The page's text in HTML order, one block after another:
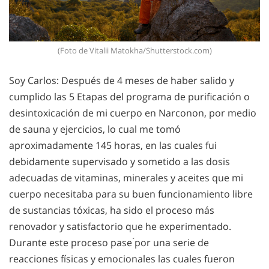
(Foto de Vitalii Matokha/Shutterstock.com)
Soy Carlos: Después de 4 meses de haber salido y
cumplido las 5 Etapas del programa de purificación o
desintoxicación de mi cuerpo en Narconon, por medio
de sauna y ejercicios, lo cual me tomó
aproximadamente 145 horas, en las cuales fui
debidamente supervisado y sometido a las dosis
adecuadas de vitaminas, minerales y aceites que mi
cuerpo necesitaba para su buen funcionamiento libre
de sustancias tóxicas, ha sido el proceso más
renovador y satisfactorio que he experimentado.
Durante este proceso pase ́por una serie de
reacciones físicas y emocionales las cuales fueron